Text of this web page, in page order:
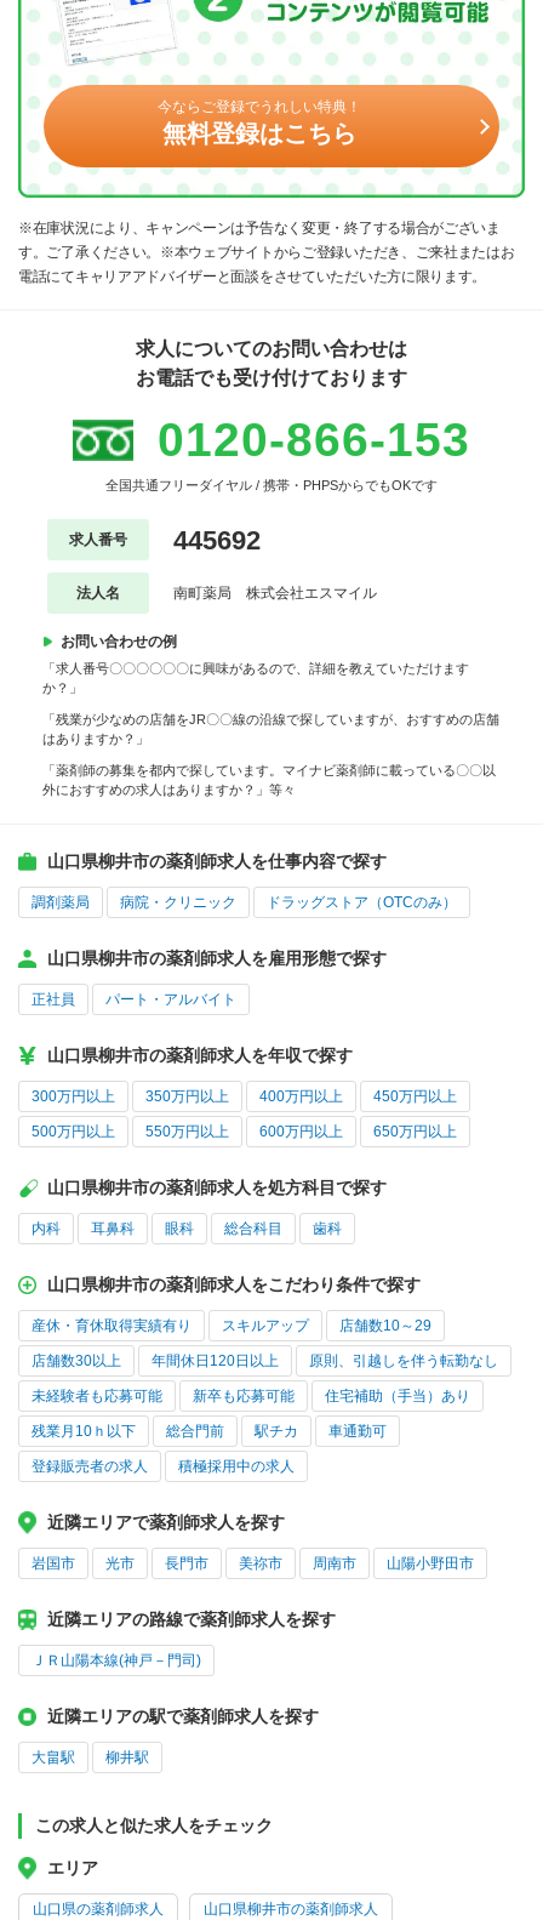
今ならご登録でうれしい特典！
無料登録はこちら
※在庫状況により、キャンペーンは予告なく変更・終了する場合がございま
す。ご了承ください。※本ウェブサイトからご登録いただき、ご来社またはお
電話にてキャリアアドバイザーと面談をさせていただいた方に限ります。
求人についてのお問い合わせは
お電話でも受け付けております
0120-866-153
全国共通フリーダイヤル / 携帯・PHPSからでもOKです
求人番号 445692
法人名 南町薬局 株式会社エスマイル
お問い合わせの例
「求人番号〇〇〇〇〇〇に興味があるので、詳細を教えていただけます
か？」
「残業が少なめの店舗をJR〇〇線の沿線で探していますが、おすすめの店舗
はありますか？」
「薬剤師の募集を都内で探しています。マイナビ薬剤師に載っている〇〇以
外におすすめの求人はありますか？」等々
山口県柳井市の薬剤師求人を仕事内容で探す
調剤薬局 病院・クリニック ドラッグストア（OTCのみ）
山口県柳井市の薬剤師求人を雇用形態で探す
正社員 パート・アルバイト
山口県柳井市の薬剤師求人を年収で探す
300万円以上 350万円以上 400万円以上 450万円以上
500万円以上 550万円以上 600万円以上 650万円以上
山口県柳井市の薬剤師求人を処方科目で探す
内科 耳鼻科 眼科 総合科目 歯科
山口県柳井市の薬剤師求人をこだわり条件で探す
産休・育休取得実績有り スキルアップ 店舗数10～29
店舗数30以上 年間休日120日以上 原則、引越しを伴う転勤なし
未経験者も応募可能 新卒も応募可能 住宅補助（手当）あり
残業月10ｈ以下 総合門前 駅チカ 車通勤可
登録販売者の求人 積極採用中の求人
近隣エリアで薬剤師求人を探す
岩国市 光市 長門市 美祢市 周南市 山陽小野田市
近隣エリアの路線で薬剤師求人を探す
ＪＲ山陽本線(神戸－門司)
近隣エリアの駅で薬剤師求人を探す
大畠駅 柳井駅
この求人と似た求人をチェック
エリア
山口県の薬剤師求人 山口県柳井市の薬剤師求人